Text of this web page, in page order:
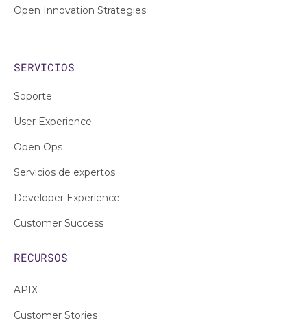
Open Innovation Strategies
SERVICIOS
Soporte
User Experience
Open Ops
Servicios de expertos
Developer Experience
Customer Success
RECURSOS
APIX
Customer Stories